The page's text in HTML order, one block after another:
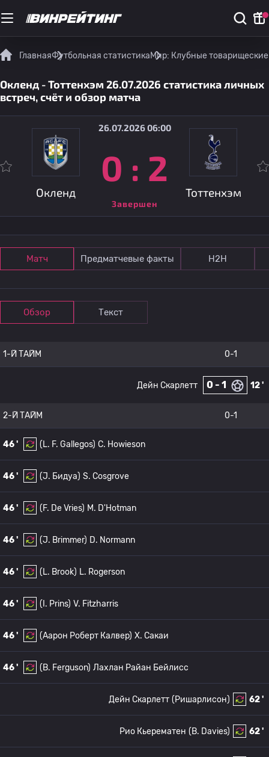
ГлавнаяФутбольная статистикаМир: Клубные
Окленд - Тоттенхэм 26.07.2026 статистика личных
встреч, счёт и обзор матча
Окленд
26.07.2026 06:00
0 : 2
Завершен
Тоттенхэм
Матч Предматчевые факты Н2Н
Обзор Текст
1-Й ТАЙМ 0-1
12 '
0 - 1
Дейн Скарлетт
2-Й ТАЙМ 0-1
46 ' (L. F. Gallegos) C. Howieson
46 ' (J. Бидуа) S. Cosgrove
46 ' (F. De Vries) M. D'Hotman
46 ' (J. Brimmer) D. Normann
46 ' (L. Brook) L. Rogerson
46 ' (I. Prins) V. Fitzharris
46 ' (Аарон Роберт Калвер) Х. Сакаи
46 ' (B. Ferguson) Лахлан Райан Бейлисс
62 '
(Ришарлисон)
Дейн Скарлетт
62 '
(B. Davies)
Рио Кьерематен